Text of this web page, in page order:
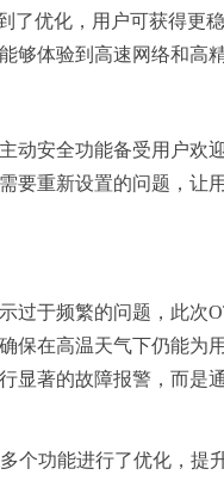
了优化，用户可获得更
够体验到高速网络和高
动安全功能备受用户欢
要重新设置的问题，让
过于频繁的问题，此次
保在高温天气下仍能为
显著的故障报警，而是
个功能进行了优化，提